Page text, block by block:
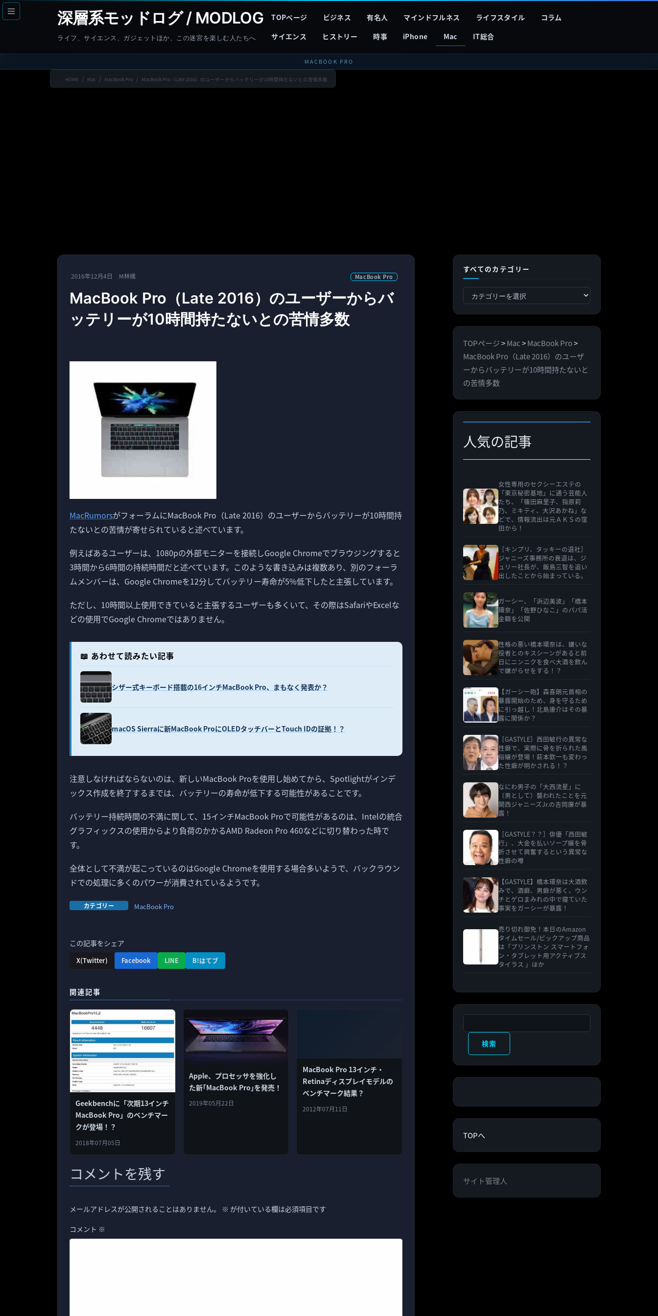
コ
ン
へ
ナ
ビ
ョ
深層系モッドログ / MODLOG
ライフ、サイエンス、ガジェットほか、この迷宮を楽しむ人たちへ
TOPページ ビジネス 有名人 マインドフルネス ライフスタイル
コラム
サイエンス
ヒストリー 時事 iPhone Mac IT総合
MACBOOK PRO
HOME Mac MacBook Pro MacBook Pro（Late 2016）のユーザーからバッテリーが10時間持たないとの苦情多数
2016年12月4日 M林檎 MacBook Pro
MacBook Pro（Late 2016）のユーザーからバ
ッテリーが10時間持たないとの苦情多数
MacRumorsがフォーラムにMacBook Pro（Late 2016）のユーザーからバッテリーが10時間持
たないとの苦情が寄せられていると述べています。
例えばあるユーザーは、1080pの外部モニターを接続しGoogle Chromeでブラウジングすると
3時間から6時間の持続時間だと述べています。このような書き込みは複数あり、別のフォーラ
ムメンバーは、Google Chromeを12分してバッテリー寿命が5%低下したと主張しています。
ただし、10時間以上使用できていると主張するユーザーも多くいて、その際はSafariやExcelな
どの使用でGoogle Chromeではありません。
📖 あわせて読みたい記事
シザー式キーボード搭載の16インチMacBook Pro、まもなく発表か？
macOS Sierraに新MacBook ProにOLEDタッチバーとTouch IDの証拠！？
注意しなければならないのは、新しいMacBook Proを使用し始めてから、Spotlightがインデ
ックス作成を終了するまでは、バッテリーの寿命が低下する可能性があることです。
バッテリー持続時間の不満に関して、15インチMacBook Proで可能性があるのは、Intelの統合
グラフィックスの使用からより負荷のかかるAMD Radeon Pro 460などに切り替わった時で
す。
全体として不満が起こっているのはGoogle Chromeを使用する場合多いようで、バックラウン
ドでの処理に多くのパワーが消費されているようです。
カテゴリー MacBook Pro
この記事をシェア
X(Twitter) Facebook LINE B!はてブ
関連記事
Geekbenchに「次期13インチ
MacBook Pro」のベンチマー
クが登場！？
2018年07月05日
Apple、プロセッサを強化し
た新｢MacBook Pro｣を発売！
2019年05月22日
MacBook Pro 13インチ・
Retinaディスプレイモデルの
ベンチマーク結果？
2012年07月11日
コメントを残す
メールアドレスが公開されることはありません。 ※ が付いている欄は必須項目です
コメント ※
すべてのカテゴリー
べ
カ
テ
ゴ
リ
ー
TOPページ>Mac>MacBook Pro>
MacBook Pro（Late 2016）のユーザ
ーからバッテリーが10時間持たないと
の苦情多数
人気の記事
女性専用のセクシーエステの
「東京秘密基地」に通う芸能人
たち、「篠田麻里子、指原莉
乃、ミキティ、大沢あかね」な
どで、情報流出は元ＡＫＳの窪
田から！
［キンプリ、タッキーの退社］
ジャニーズ事務所の衰退は、ジ
ュリー社長が、飯島三智を追い
出したことから始まっている。
ガーシー、「浜辺美波」「橋本
環奈」「佐野ひなこ」のパパ活
金額を公開
性格の悪い橋本環奈は、嫌いな
役者とのキスシーンがあると前
日にニンニクを食べ大酒を飲ん
で嫌がらせをする！？
【ガーシー砲】森喜朗元首相の
暴露開始のため、身を守るため
に引っ越し！北島康介はその暴
露に関係か？
［GASTYLE］西田敏行の異常な
性癖で、実際に骨を折られた風
俗嬢が登場！萩本欽一も変わっ
た性癖が明かされる！？
なにわ男子の「大西流星」に
（男として）襲われたことを元
関西ジャニーズJr.の吉岡廉が暴
露！
［GASTYLE？？］俳優「西田敏
行」、大金を払いソープ嬢を骨
折させて興奮するという異常な
性癖の噂
【GASTYLE】橋本環奈は大酒飲
みで、酒癖、男癖が悪く、ウン
チとゲロまみれの中で寝ていた
事実をガーシーが暴露！
売り切れ御免！本日のAmazon
タイムセール/ピックアップ商品
は「プリンストン スマートフォ
ン・タブレット用アクティブス
タイラス 」ほか
検索
TOPへ
サイト管理人